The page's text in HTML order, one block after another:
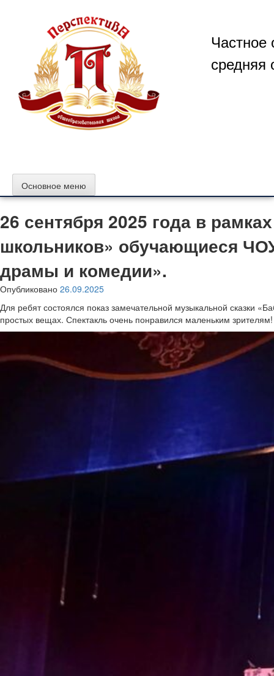
содержимому
Частное
средняя
Основное меню
26 сентября 2025 года в
школьников» обучающиеся
драмы и комедии».
Опубликовано 26.09.2025
Для ребят состоялся показ замечательной музыкальной сказки
простых вещах. Спектакль очень понравился маленьким зрителям!